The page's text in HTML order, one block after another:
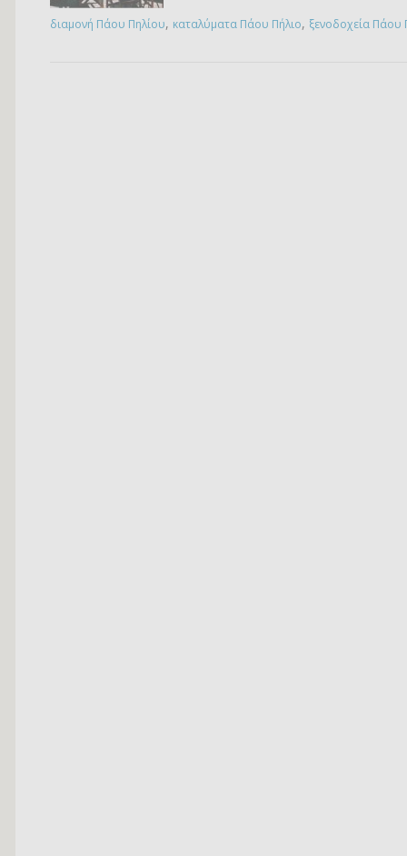
διαμονή Πάου Πηλίου, καταλύματα Πάου Πήλιο, ξενοδοχεία Πάου